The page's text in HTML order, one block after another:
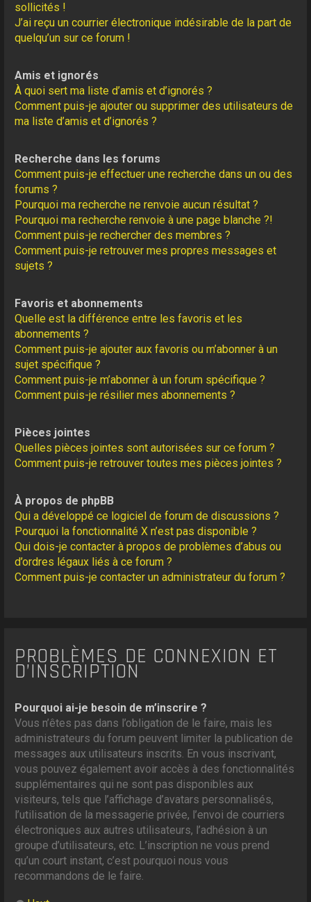
sollicités !
J’ai reçu un courrier électronique indésirable de la part de
quelqu’un sur ce forum !
Amis et ignorés
À quoi sert ma liste d’amis et d’ignorés ?
Comment puis-je ajouter ou supprimer des utilisateurs de
ma liste d’amis et d’ignorés ?
Recherche dans les forums
Comment puis-je effectuer une recherche dans un ou des
forums ?
Pourquoi ma recherche ne renvoie aucun résultat ?
Pourquoi ma recherche renvoie à une page blanche ?!
Comment puis-je rechercher des membres ?
Comment puis-je retrouver mes propres messages et
sujets ?
Favoris et abonnements
Quelle est la différence entre les favoris et les
abonnements ?
Comment puis-je ajouter aux favoris ou m’abonner à un
sujet spécifique ?
Comment puis-je m’abonner à un forum spécifique ?
Comment puis-je résilier mes abonnements ?
Pièces jointes
Quelles pièces jointes sont autorisées sur ce forum ?
Comment puis-je retrouver toutes mes pièces jointes ?
À propos de phpBB
Qui a développé ce logiciel de forum de discussions ?
Pourquoi la fonctionnalité X n’est pas disponible ?
Qui dois-je contacter à propos de problèmes d’abus ou
d’ordres légaux liés à ce forum ?
Comment puis-je contacter un administrateur du forum ?
PROBLÈMES DE CONNEXION ET
D’INSCRIPTION
Pourquoi ai-je besoin de m’inscrire ?
Vous n’êtes pas dans l’obligation de le faire, mais les
administrateurs du forum peuvent limiter la publication de
messages aux utilisateurs inscrits. En vous inscrivant,
vous pouvez également avoir accès à des fonctionnalités
supplémentaires qui ne sont pas disponibles aux
visiteurs, tels que l’affichage d’avatars personnalisés,
l’utilisation de la messagerie privée, l’envoi de courriers
électroniques aux autres utilisateurs, l’adhésion à un
groupe d’utilisateurs, etc. L’inscription ne vous prend
qu’un court instant, c’est pourquoi nous vous
recommandons de le faire.